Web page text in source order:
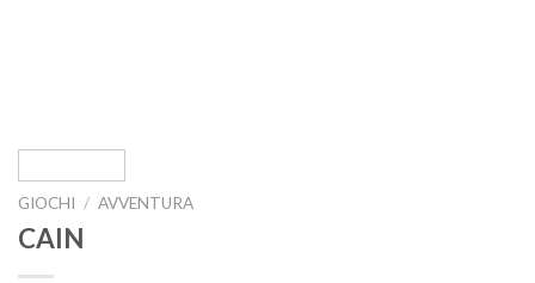
GIOCHI / AVVENTURA
CAIN